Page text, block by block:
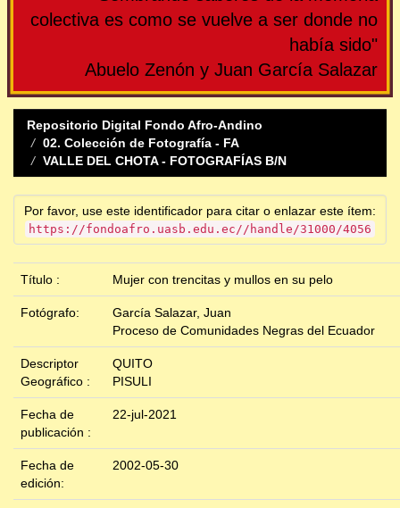
colectiva es como se vuelve a ser donde no
había sido"
Abuelo Zenón y Juan García Salazar
Repositorio Digital Fondo Afro-Andino
02. Colección de Fotografía - FA
VALLE DEL CHOTA - FOTOGRAFÍAS B/N
Por favor, use este identificador para citar o enlazar este ítem:
https://fondoafro.uasb.edu.ec//handle/31000/4056
Título : Mujer con trencitas y mullos en su pelo
Fotógrafo:
García Salazar, Juan
Proceso de Comunidades Negras del Ecuador
Descriptor
Geográfico :
QUITO
PISULI
Fecha de
publicación :
22-jul-2021
Fecha de
edición:
2002-05-30